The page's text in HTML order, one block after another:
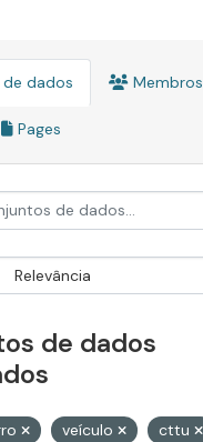
dados Membros
Pages
de dados
veículo cttu